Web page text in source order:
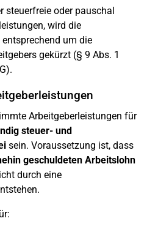
steuerfreie oder pauschal
wird die
um die
gekürzt (§ 9 Abs. 1
Arbeitgeberleistungen für
steuer- und
sein. Voraussetzung ist, dass
geschuldeten Arbeitslohn
durch eine